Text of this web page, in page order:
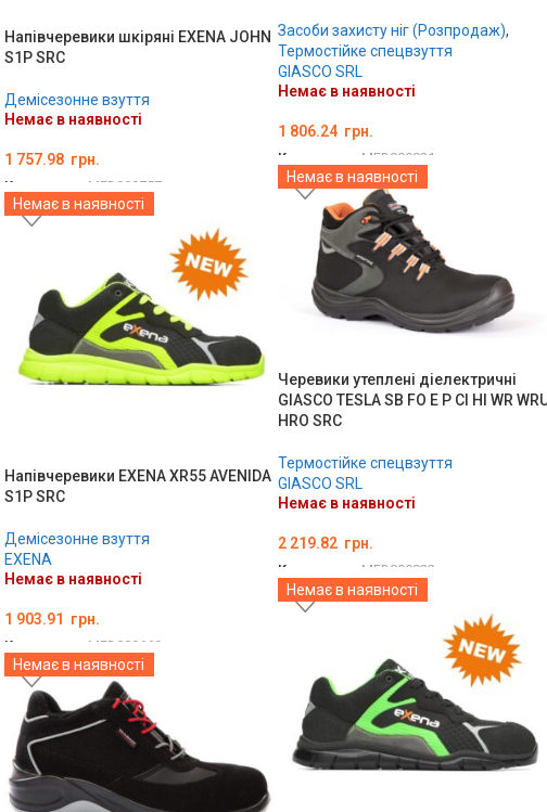
Напівчеревики шкіряні EXENA JOHN
S1P SRC
Демісезонне взуття
Немає в наявності
1 757.98 грн.
Код товару: MED000757
ОБЕРІТЬ ОПЦІЇ
Засоби захисту ніг (Розпродаж),
Термостійке спецвзуття
GIASCO SRL
Немає в наявності
1 806.24 грн.
Код товару: MED000821
ОБЕРІТЬ ОПЦІЇ
Немає в наявності
Черевики утеплені діелектричні
GIASCO TESLA SB FO E P CI HI WR
HRO SRC
Термостійке спецвзуття
GIASCO SRL
Немає в наявності
2 219.82 грн.
Код товару: MED000822
ОБЕРІТЬ ОПЦІЇ
Немає в наявності
Напівчеревики EXENA XR55 AVENIDA
S1P SRC
Демісезонне взуття
EXENA
Немає в наявності
1 903.91 грн.
Код товару: MED000669
ОБЕРІТЬ ОПЦІЇ
Немає в наявності
Немає в наявності